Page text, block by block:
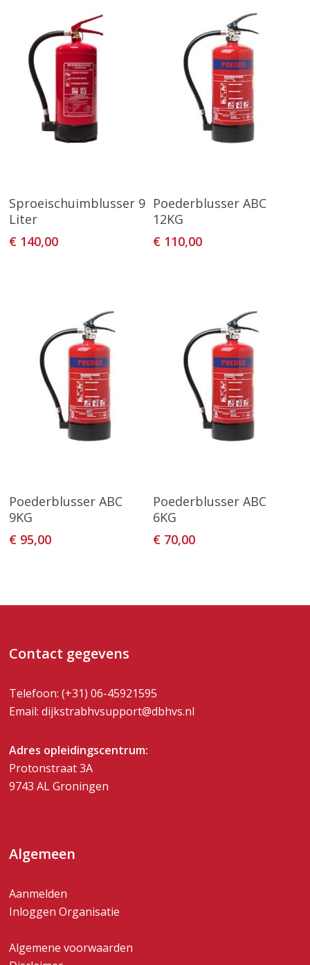
Toevoegen Aan
Sproeischuimblusser 9
Liter
€ 140,00
Toevoegen Aan
Poederblusser ABC
12KG
€ 110,00
Toevoegen Aan
Poederblusser ABC
9KG
€ 95,00
Toevoegen Aan
Poederblusser ABC
6KG
€ 70,00
Contact gegevens
Telefoon: (+31) 06-45921595
Email:dijkstrabhvsupport@dbhvs.nl
Adres opleidingscentrum:
Protonstraat 3A
9743 AL Groningen
Algemeen
Aanmelden
Inloggen Organisatie
Algemene voorwaarden